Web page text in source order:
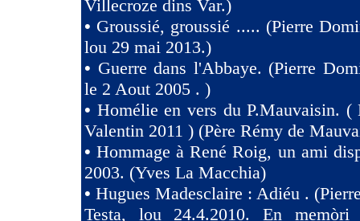
Villecroze dins Var.)
• Groussié, groussié ..... (Pierre
lou 29 mai 2013.)
• Guerre dans l'Abbaye. (Pierre
le 2 Aout 2005 . )
• Homélie en vers du P.Mauvaisin. (
Valentin 2011 ) (Père Rémy de
•Hommage à René Roig, un ami
2003. (Yves La Macchia)
• Hugues Madesclaire : Adiéu .
Testa, lou 24.4.2010. En memòri